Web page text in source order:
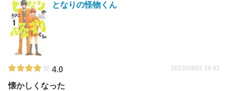
となりの怪物くん
4.0 2022/09/02 18:42
懐かしくなった